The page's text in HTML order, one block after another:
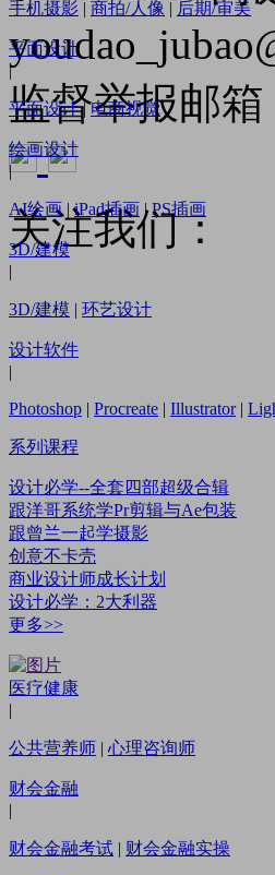
手机摄影 | 商拍/人像 | 后期/审美
平面设计
|
平面设计 | 电商视觉
绘画设计
|
AI绘画 | iPad插画 | PS插画
3D/建模
|
3D/建模 | 环艺设计
设计软件
|
Photoshop | Procreate | Illustrator |
系列课程
设计必学--全套四部超级合辑
跟洋哥系统学Pr剪辑与Ae包装
跟曾兰一起学摄影
创意不卡壳
商业设计师成长计划
设计必学：2大利器
更多>>
医疗健康
|
公共营养师 | 心理咨询师
财会金融
|
财会金融考试 | 财会金融实操
监督举报邮箱
关注我们：